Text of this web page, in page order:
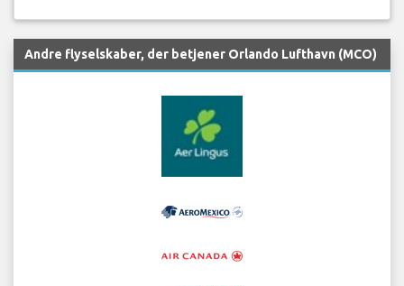
Andre flyselskaber, der betjener Orlando Lufthavn (MCO)